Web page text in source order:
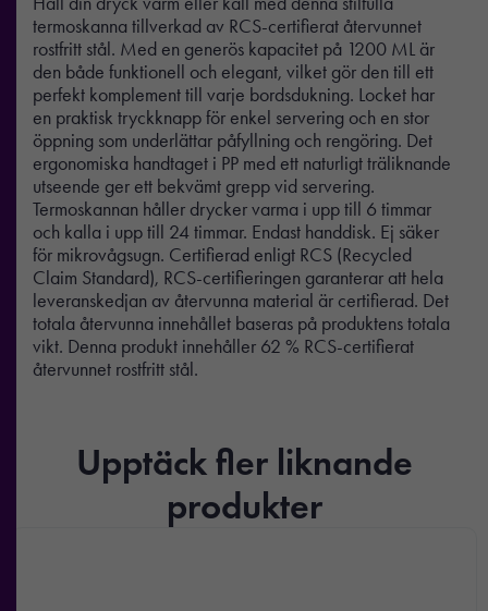
termoskanna tillverkad av RCS-certifierat återvunnet
rostfritt stål. Med en generös kapacitet på 1200 ML är
den både funktionell och elegant, vilket gör den till ett
perfekt komplement till varje bordsdukning. Locket har
en praktisk tryckknapp för enkel servering och en stor
öppning som underlättar påfyllning och rengöring. Det
ergonomiska handtaget i PP med ett naturligt träliknande
utseende ger ett bekvämt grepp vid servering.
Termoskannan håller drycker varma i upp till 6 timmar
och kalla i upp till 24 timmar. Endast handdisk. Ej säker
för mikrovågsugn. Certifierad enligt RCS (Recycled
Claim Standard), RCS-certifieringen garanterar att hela
leveranskedjan av återvunna material är certifierad. Det
totala återvunna innehållet baseras på produktens totala
vikt. Denna produkt innehåller 62 % RCS-certifierat
återvunnet rostfritt stål.
Upptäck fler liknande
produkter